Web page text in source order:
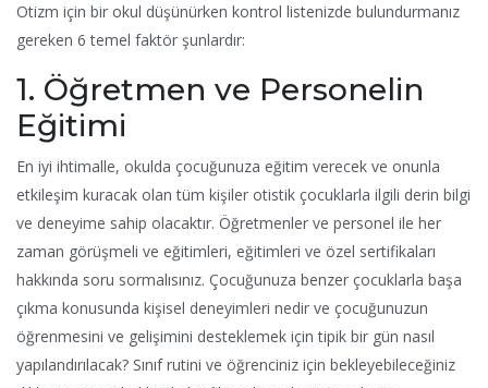
Otizm için bir okul düşünürken kontrol listenizde bulundurmanız
gereken 6 temel faktör şunlardır:
1. Öğretmen ve Personelin
Eğitimi
En iyi ihtimalle, okulda çocuğunuza eğitim verecek ve onunla
etkileşim kuracak olan tüm kişiler otistik çocuklarla ilgili derin bilgi
ve deneyime sahip olacaktır. Öğretmenler ve personel ile her
zaman görüşmeli ve eğitimleri, eğitimleri ve özel sertifikaları
hakkında soru sormalısınız. Çocuğunuza benzer çocuklarla başa
çıkma konusunda kişisel deneyimleri nedir ve çocuğunuzun
öğrenmesini ve gelişimini desteklemek için tipik bir gün nasıl
yapılandırılacak? Sınıf rutini ve öğrenciniz için bekleyebileceğiniz